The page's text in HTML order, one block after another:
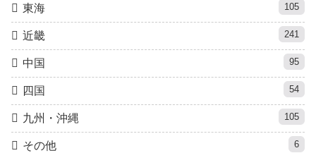
東海 105
近畿 241
中国 95
四国 54
九州・沖縄 105
その他 6